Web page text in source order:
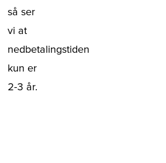
så ser
vi at
nedbetalingstiden
kun er
2-3 år.